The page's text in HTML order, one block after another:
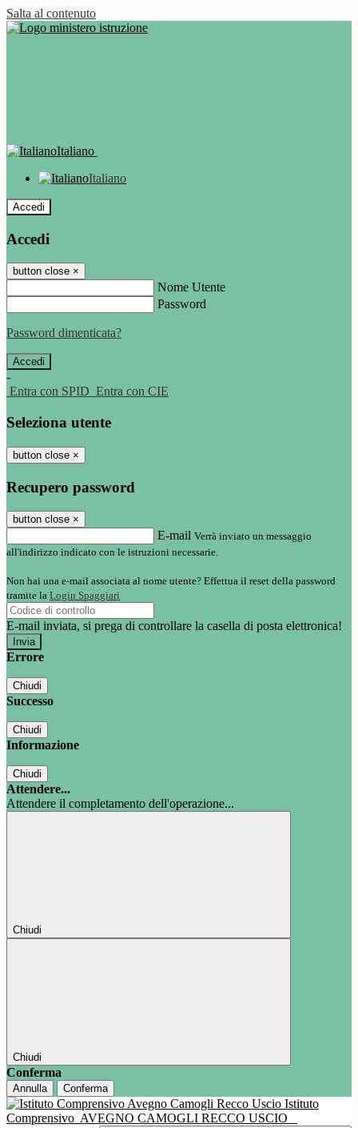
Salta al contenuto
Italiano
Italiano
Accedi
Accedi
button close ×
Nome Utente
Password
Password dimenticata?
-
Entra con SPID Entra con CIE
Seleziona utente
button close ×
Recupero password
button close ×
E-mail Verrà inviato un messaggio
all'indirizzo indicato con le istruzioni necessarie.
Non hai una e-mail associata al nome utente? Effettua il reset della password
tramite la Login Spaggiari
E-mail inviata, si prega di controllare la casella di posta elettronica!
Errore
Chiudi
Successo
Chiudi
Informazione
Chiudi
Attendere...
Attendere il completamento dell'operazione...
Chiudi
Chiudi
Conferma
Annulla Conferma
Istituto
Comprensivo AVEGNO CAMOGLI RECCO USCIO